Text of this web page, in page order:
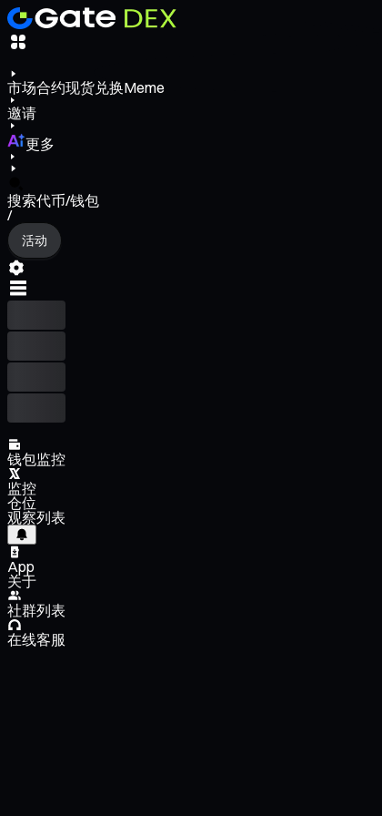
市场合约现货兑换Meme
邀请
更多
搜索代币/钱包
/
活动
钱包监控
监控
仓位
观察列表
App
关于
社群列表
在线客服